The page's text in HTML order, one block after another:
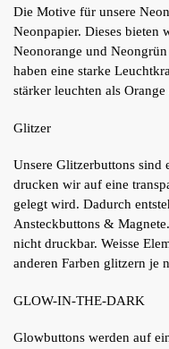
Die Motive für unsere
Neonpapier. Dieses bieten
Neonorange und
haben eine starke
stärker leuchten als
Glitzer
Unsere Glitzerbuttons sind
drucken wir auf eine
gelegt wird. Dadurch
Ansteckbuttons &
nicht druckbar. Weisse
anderen Farben glitzern je
GLOW-IN-THE-DARK
Glowbuttons werden auf